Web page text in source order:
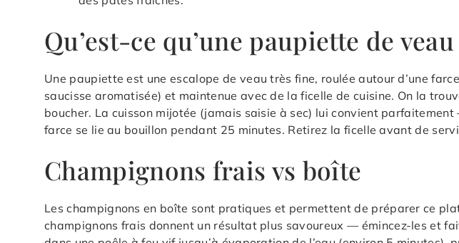
Qu’est-ce qu’une paupiette de veau
Une paupiette est une escalope de veau très fine, roulée autour d’une
saucisse aromatisée) et maintenue avec de la ficelle de cuisine. On la
boucher. La cuisson mijotée (jamais saisie à sec) lui convient
farce se lie au bouillon pendant 25 minutes. Retirez la ficelle avant de
Champignons frais vs boîte
Les champignons en boîte sont pratiques et permettent de préparer ce
champignons frais donnent un résultat plus savoureux — émincez-les et